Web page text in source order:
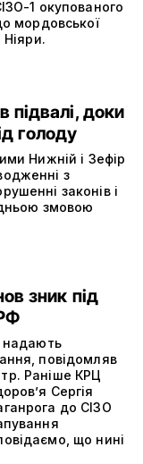
1 окупованого
мордовської
Ніяри.
підвалі, доки
голоду
Нижній і Зефір
з
законів і
змовою
зник під
надають
повідомляв
Раніше КРЦ
Сергія
до СІЗО
що нині